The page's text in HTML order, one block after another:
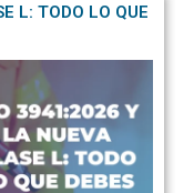
L: TODO LO QUE